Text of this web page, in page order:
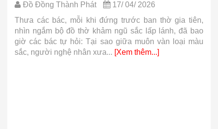
Đồ Đồng Thành Phát
17/ 04/ 2026
Thưa các bác, mỗi khi đứng trước ban thờ gia tiên,
nhìn ngắm bộ đồ thờ khảm ngũ sắc lấp lánh, đã bao
giờ các bác tự hỏi: Tại sao giữa muôn vàn loại màu
sắc, người nghệ nhân xưa... [Xem thêm...]